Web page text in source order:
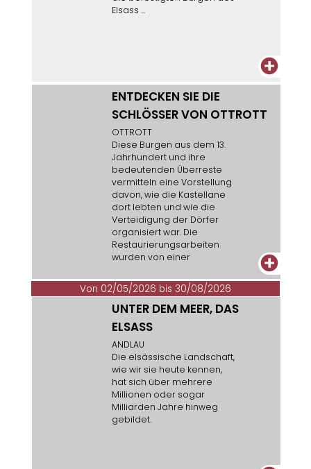
Elsass ...
+
ENTDECKEN SIE DIE
SCHLÖSSER VON OTTROTT
OTTROTT
Diese Burgen aus dem 13.
Jahrhundert und ihre
bedeutenden Überreste
vermitteln eine Vorstellung
davon, wie die Kastellane
dort lebten und wie die
Verteidigung der Dörfer
organisiert war. Die
Restaurierungsarbeiten
wurden von einer
durchgeführt. Die Baustelle
kann dienstags und
samstags (Baustellentage)
Gruppen besichtigt
werden, indem eine E-Mail
an amchott@orange.fr
geschickt wird.
+
Von 02/05/2026 bis 30/08/2026
UNTER DEM MEER, DAS
ELSASS
ANDLAU
Die elsässische Landschaft,
wie wir sie heute kennen,
hat sich über mehrere
Millionen oder sogar
Milliarden Jahre hinweg
gebildet.